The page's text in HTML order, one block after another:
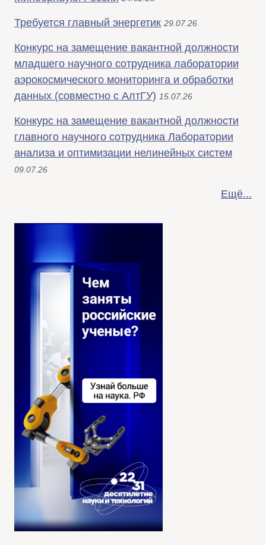
Требуется главный энергетик 29.07.26
Конкурс на замещение вакантной должности
младшего научного сотрудника лаборатории
аэрокосмического мониторинга и обработки
данных (совместно с АлтГУ) 15.07.26
Конкурс на замещение вакантной должности
главного научного сотрудника Лаборатории
анализа и оптимизации нелинейных систем
09.07.26
Ещё...